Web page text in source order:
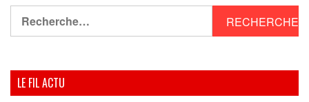
LE FIL ACTU